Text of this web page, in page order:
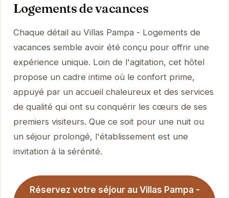
Logements de vacances
Chaque détail au Villas Pampa - Logements de
vacances semble avoir été conçu pour offrir une
expérience unique. Loin de l'agitation, cet hôtel
propose un cadre intime où le confort prime,
appuyé par un accueil chaleureux et des services
de qualité qui ont su conquérir les cœurs de ses
premiers visiteurs. Que ce soit pour une nuit ou
un séjour prolongé, l'établissement est une
invitation à la sérénité.
Réservez votre séjour au Villas Pampa -